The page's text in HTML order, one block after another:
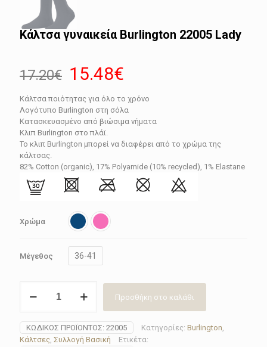
Κάλτσα γυναικεία Burlington 22005 Lady
17.20€ Original
price
was:
17.20€.
15.48€
τρέχουσα
τιμή
είναι:
15.48€.
Κάλτσα ποιότητας για όλο το χρόνο
Λογότυπο Burlington στη σόλα
Κατασκευασμένο από βιώσιμα νήματα
Κλιπ Burlington στο πλάϊ.
Το κλιπ Burlington μπορεί να διαφέρει από το χρώμα της
κάλτσας.
82% Cotton (organic), 17% Polyamide (10% recycled), 1% Elastane
Χρώμα
Μέγεθος 36-41
γυναικεία
22005
Lady
ποσότητα
Προσθήκη στο καλάθι
ΚΩΔΙΚΌΣ ΠΡΟΪΌΝΤΟΣ: 22005 Κατηγορίες: Burlington,
Κάλτσες, Συλλογή Βασική Ετικέτα: